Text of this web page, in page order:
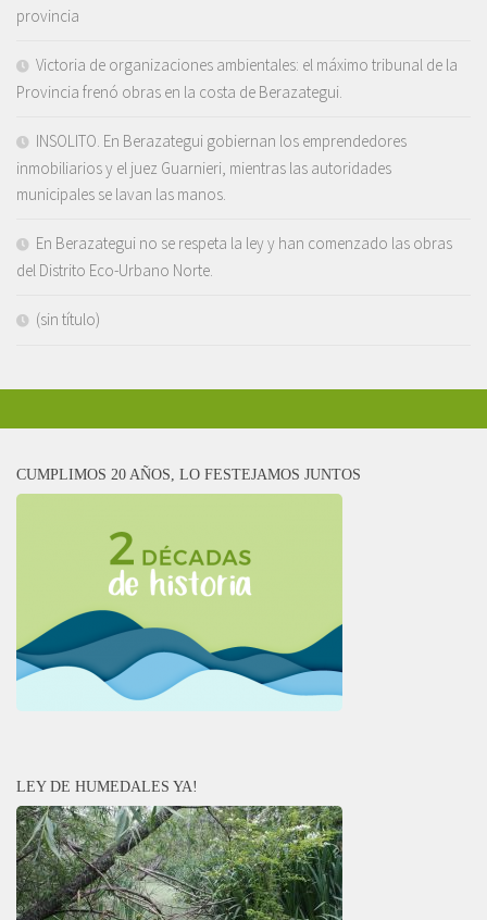
provincia
Victoria de organizaciones ambientales: el máximo tribunal de la
Provincia frenó obras en la costa de Berazategui.
INSOLITO. En Berazategui gobiernan los emprendedores
inmobiliarios y el juez Guarnieri, mientras las autoridades
municipales se lavan las manos.
En Berazategui no se respeta la ley y han comenzado las obras
del Distrito Eco-Urbano Norte.
(sin título)
CUMPLIMOS 20 AÑOS, LO FESTEJAMOS JUNTOS
LEY DE HUMEDALES YA!